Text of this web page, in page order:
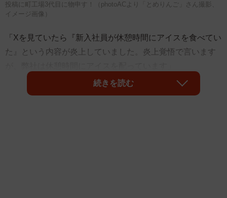
投稿に町工場3代目に物申す！（photoACより「とめりんご」さん撮影、
イメージ画像）
「Xを見ていたら『新入社員が休憩時間にアイスを食べてい
た』という内容が炎上していました。炎上覚悟で言います
続きを読む